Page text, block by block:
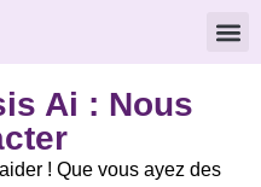
Ai : Nous
! Que vous ayez des